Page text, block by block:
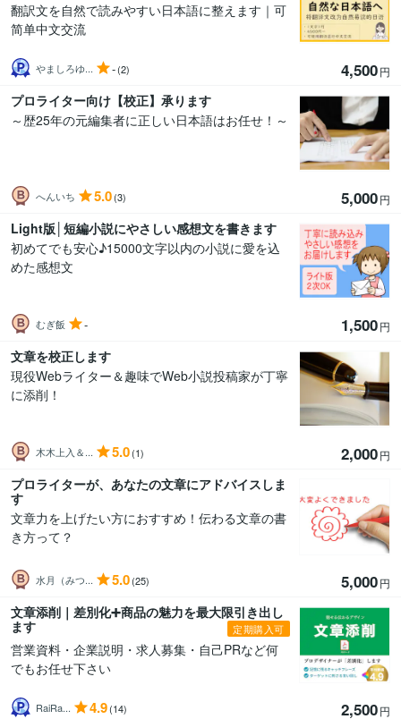
翻訳文を自然で読みやすい日本語に整えます｜可
简单中文交流
やましろゆ... -(2) 4,500円
プロライター向け【校正】承ります
～歴25年の元編集者に正しい日本語はお任せ！～
へんいち 5.0(3) 5,000円
Light版│短編小説にやさしい感想文を書きます
初めてでも安心♪15000文字以内の小説に愛を込
めた感想文
むぎ飯 - 1,500円
文章を校正します
現役Webライター＆趣味でWeb小説投稿家が丁寧
に添削！
木木上入＆... 5.0(1) 2,000円
プロライターが、あなたの文章にアドバイスしま
す
文章力を上げたい方におすすめ！伝わる文章の書
き方って？
水月（みつ... 5.0(25) 5,000円
文章添削｜差別化➕商品の魅力を最大限引き出し
ます
定期購入可
営業資料・企業説明・求人募集・自己PRなど何
でもお任せ下さい
RaiRa... 4.9(14) 2,500円